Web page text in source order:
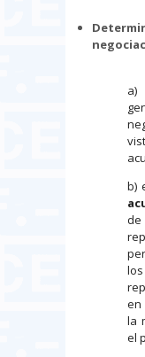
a)
b)
de
en
la
el